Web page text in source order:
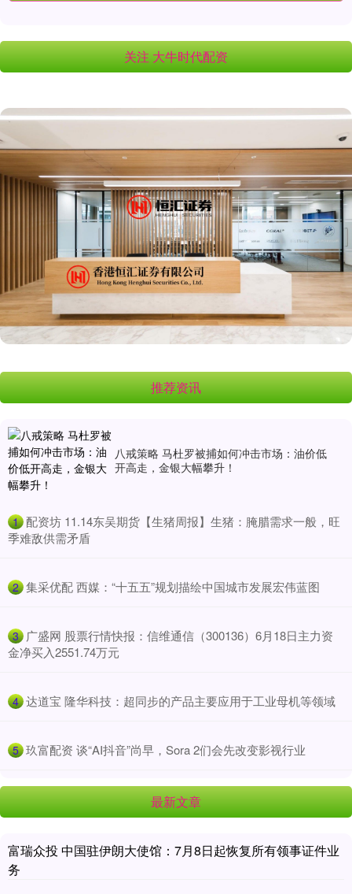
关注 大牛时代配资
推荐资讯
八戒策略 马杜罗被捕如何冲击市场：油价低
开高走，金银大幅攀升！
1 ​配资坊 11.14东吴期货【生猪周报】生猪：腌腊需求一般，旺
季难敌供需矛盾
2 ​集采优配 西媒：“十五五”规划描绘中国城市发展宏伟蓝图
3 ​广盛网 股票行情快报：信维通信（300136）6月18日主力资
金净买入2551.74万元
4 ​达道宝 隆华科技：超同步的产品主要应用于工业母机等领域
5 ​玖富配资 谈“AI抖音”尚早，Sora 2们会先改变影视行业
最新文章
富瑞众投 中国驻伊朗大使馆：7月8日起恢复所有领事证件业
务